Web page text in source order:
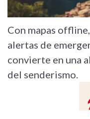
Con mapas
alertas de
convierte en una
del senderismo.